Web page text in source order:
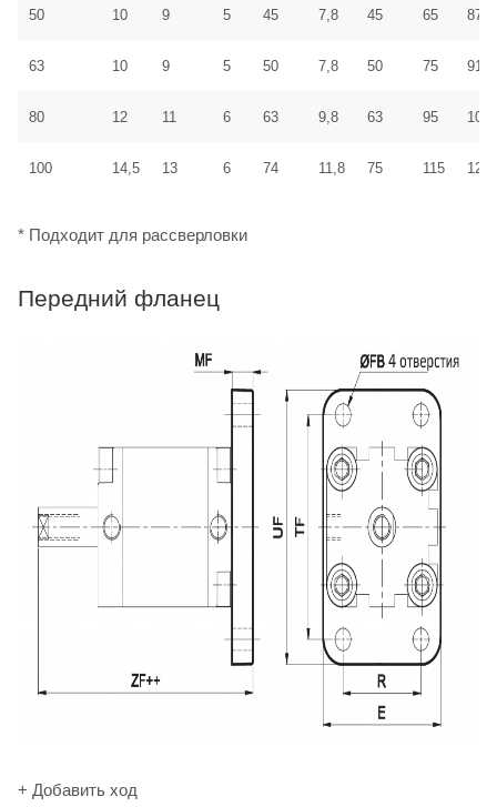
50 10 9 5 45 7,8 45 65 87
63 10 9 5 50 7,8 50 75 91
80 12 11 6 63 9,8 63 95 106
100 14,5 13 6 74 11,8 75 115 121
* Подходит для рассверловки
Передний фланец
+ Добавить ход